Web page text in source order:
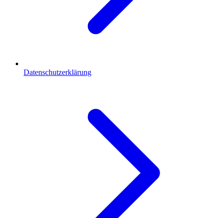
Datenschutzerklärung